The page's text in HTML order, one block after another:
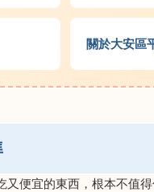
關於大安區
便宜的東西，根本不值